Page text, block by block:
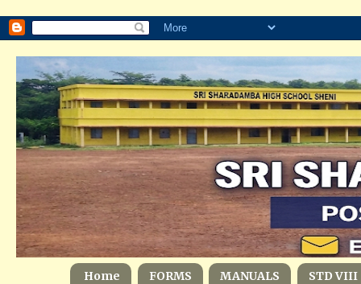
Home FORMS MANUALS STD VIII